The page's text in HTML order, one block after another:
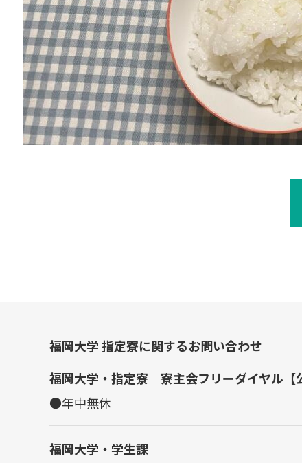
福岡大学 指定寮に関するお問い合わせ
福岡大学・指定寮 寮主会フリーダイヤル【
●年中無休
福岡大学・学生課